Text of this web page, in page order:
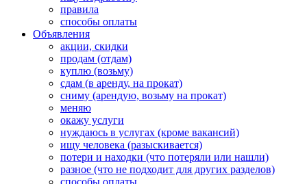
правила
способы оплаты
Объявления
акции, скидки
продам (отдам)
куплю (возьму)
сдам (в аренду, на прокат)
сниму (арендую, возьму на прокат)
меняю
окажу услуги
нуждаюсь в услугах (кроме вакансий)
ищу человека (разыскивается)
потери и находки (что потеряли или нашли)
разное (что не подходит для других разделов)
способы оплаты